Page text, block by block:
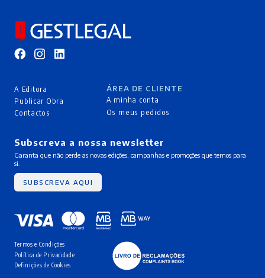
A Editora
Publicar Obra
Contactos
ÁREA DE CLIENTE
A minha conta
Os meus pedidos
Subscreva a nossa newsletter
Garanta que não perde as novas edições, campanhas e promoções que temos para
si.
SUBSCREVA AQUI
Termos e Condições
Política de Privacidade
Definições de Cookies